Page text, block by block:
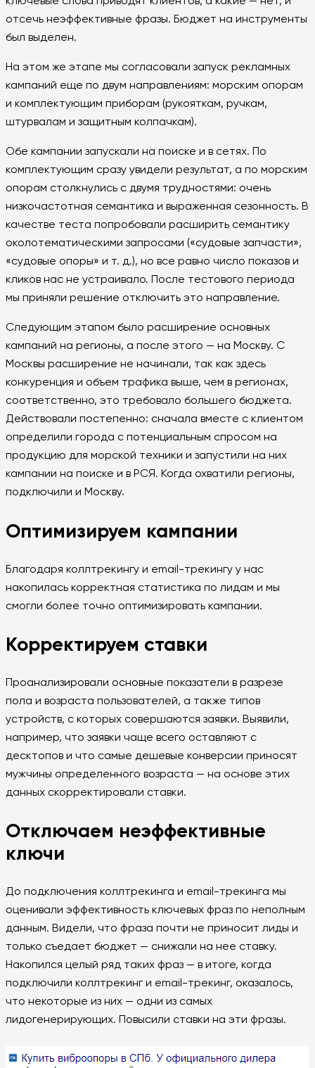
отсечь неэффективные фразы. Бюджет на инструменты
был выделен.
На этом же этапе мы согласовали запуск рекламных
кампаний еще по двум направлениям: морским опорам
и комплектующим приборам (рукояткам, ручкам,
штурвалам и защитным колпачкам).
Обе кампании запускали на поиске и в сетях. По
комплектующим сразу увидели результат, а по морским
опорам столкнулись с двумя трудностями: очень
низкочастотная семантика и выраженная сезонность. В
качестве теста попробовали расширить семантику
околотематическими запросами («судовые запчасти»,
«судовые опоры» и т. д.), но все равно число показов и
кликов нас не устраивало. После тестового периода
мы приняли решение отключить это направление.
Следующим этапом было расширение основных
кампаний на регионы, а после этого — на Москву. С
Москвы расширение не начинали, так как здесь
конкуренция и объем трафика выше, чем в регионах,
соответственно, это требовало большего бюджета.
Действовали постепенно: сначала вместе с клиентом
определили города с потенциальным спросом на
продукцию для морской техники и запустили на них
кампании на поиске и в РСЯ. Когда охватили регионы,
подключили и Москву.
Оптимизируем кампании
Благодаря коллтрекингу и email-трекингу у нас
накопилась корректная статистика по лидам и мы
смогли более точно оптимизировать кампании.
Корректируем ставки
Проанализировали основные показатели в разрезе
пола и возраста пользователей, а также типов
устройств, с которых совершаются заявки. Выявили,
например, что заявки чаще всего оставляют с
десктопов и что самые дешевые конверсии приносят
мужчины определенного возраста — на основе этих
данных скорректировали ставки.
Отключаем неэффективные
ключи
До подключения коллтрекинга и email-трекинга мы
оценивали эффективность ключевых фраз по неполным
данным. Видели, что фраза почти не приносит лиды и
только съедает бюджет — снижали на нее ставку.
Накопился целый ряд таких фраз — в итоге, когда
подключили коллтрекинг и email-трекинг, оказалось,
что некоторые из них — одни из самых
лидогенерирующих. Повысили ставки на эти фразы.